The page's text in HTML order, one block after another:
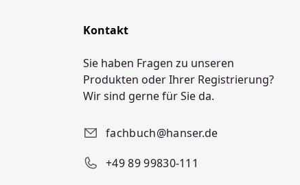
Kontakt
Sie haben Fragen zu unseren
Produkten oder Ihrer Registrierung?
Wir sind gerne für Sie da.
fachbuch@hanser.de
+49 89 99830-111